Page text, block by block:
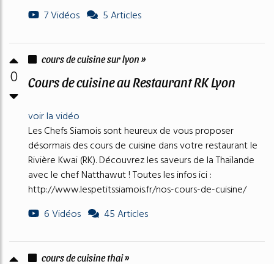
7 Vidéos
5 Articles
0
cours de cuisine sur lyon »
Cours de cuisine au Restaurant RK Lyon
voir la vidéo
Les Chefs Siamois sont heureux de vous proposer
désormais des cours de cuisine dans votre restaurant le
Rivière Kwai (RK). Découvrez les saveurs de la Thaïlande
avec le chef Natthawut ! Toutes les infos ici :
http://www.lespetitssiamois.fr/nos-cours-de-cuisine/
6 Vidéos
45 Articles
cours de cuisine thai »